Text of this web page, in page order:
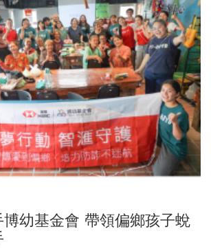
索這些夏日生活必備涼感小物，在不同情境
鏡日本如何聰明對抗酷暑，衍生出各種冷泡
？一起涼爽度過炎熱的夏天！
幼基金會 帶領偏鄉孩子蛻